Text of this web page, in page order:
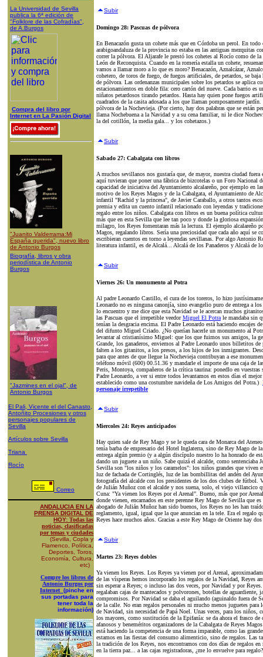
La Universidad de Sevilla
publica la 6ª edición de
"Folklore de las Cofradías",
de A.Burgos
Compra del libro por
Internet en La Pasión Digital
"Juanito Valderrama:Mi
España querida", nuevo libro
de Antonio Burgos
Biografía, libros y obra
periodística de Antonio
Burgos
"Jazmines en el ojal", de
Antonio Burgos
El Pali, Vicente el del Canasto,
Antoñito Procesiones y otros
personajes populares de
Sevilla
Artículos sobre Sevilla
Triana
Rocío
Correo
ANDALUCIA EN LA
PRENSA DIGITAL DE
HOY: Todas las
noticias, clasificadas
por temas y ciudades
(Sevilla, Copla y
Flamenco, Política,
Deportes, Toros,
Economía, Cultura,
etc)
Compre los libros de
Antonio Burgos por
Internet (pinche en
sus portadas para
tener toda la
información)
Subir
Domingo 28: Pascuas de pólvora
En Benacazón gusta un cohete más que en Córdoba un perol. En
arabigoandaluza de la provincia no estaba en las antiguas mezquitas
correr la pólvora. El Aljarafe le prestó los cohetes al Rocío como de
León de Reconquista. Cuando en la romería estalla un cohete,
vamos a llamar moro a lo que es moro? Benacazón, Aznalcázar,
cohetero, de toros de fuego, de fuegos artificiales, de petardos, se
de pólvora. Las ordenanzas municipales sobre los petardos se aplica
estacionamientos en doble fila: cero cartón del nueve. Cada barrio es
niñatos petardosos tirando petardos. Hasta hay quien pone fuegos
cuadrados de la casita adosada a los que llaman pomposamente
pólvora de la Nochevieja. (Por cierto, hay dos palabras que se están
llama Nochebuena a la Navidad y a su cena familiar, ni le dice
la del cotillón, la media gala... y los cohetazos.)
Subir
Sabado 27: Cabalgata con libros
A muchos sevillanos nos gustaría que, de mayor, nuestra ciudad fuera
aquí tuvieran que poner una fábrica de bizcotelas o un Foro Nacional
capacidad de iniciativa del Ayuntamiento alcalareño, por ejemplo en
motivo de los Reyes Magos y de la Cabalgata, el Ayuntamiento de
infantil "Rachid y la princesa", de Javier Caraballo, a otros tantos
premia y edita un cuento infantil relacionado con leyendas y
regalo entre los niños. Cabalgata con libros es un buena política
más que en esta Sevilla que lee tan poco y donde la gloriosa
milagro, los Reyes fomentaran más la lectura. El ejemplo alcalareño
Magos, regalando libros. Sería una preciosidad que cada año aquí se
escribieran cuentos en torno a leyendas sevillanas. Por algo Antonio
literatura infantil, es de Alcalá... Alcalá de los Panaderos y Alcalá de
Subir
Viernes 26: Un monumento al Potra
Al padre Leonardo Castillo, el cura de los toreros, lo hizo
Leonardo no es ninguna canonjía, sino evangelio puro de entrega a
lo encuentro y me dice que esta Navidad se le acercan muchos
las Pascuas que el irrepetible veedorMiguel El Potra le mandaba sin
tenían la desgracia encima. El Padre Leonardo está haciendo encajes
del difunto Miguel Criado. ¿No querían hacerle un monumento al
levantar al cristianísimo Miguel: que los que fuimos sus amigos, la
Grande, los ganaderos, enviemos al Padre Leonardo unos billetitos
falten a los gitanitos, a los presos, a los hijos de los inmigrantes.
para que antes de que llegue la Nochevieja contribuyan a ese
teléfono móvil (600) 00.51.36 y mandarle el importe de una caja de
Peris, Montoya, compañeros de la crítica taurina: ponedlo en
Padre Leonardo, a ver si entre todos levantamos en estos días el
establecido como una costumbre navideña de Los Amigos del Potra.)
personaje irrepetible
Subir
Miercoles 24: Reyes anticipados
Hay quien sale de Rey Mago y se le queda cara de Monarca del
tenía barba de empresario del Hotel Inglaterra, sino de Rey Mago de
entrega algún premio (y a algún discípulo nuestro lo ha honrado de
dando un juguete a un niño. Sabe quizá el alcalde, como sentenciaba
Sevilla son "los niños y los caramelos": los niños grandes que viven
luz de fachada de Cortinglés, luz de las bombillitas del andén del
fotografía del alcalde con los presidentes de los dos clubes de fútbol.
de Julián Muñoz con el alcalde y nos suena, solo, el viejo villancico
Cuna: "Ya vienen los Reyes por el Arenal". Bueno, más que por
donde vienen, encarnados en este perenne Rey Mago de Sevilla que
abogado de Julián Muñoz han sido buenos, los Reyes no les han
reglamento, igual, igual que la que anuncian en la tele. Era el regalo
Reyes hace muchos años. Gracias a este Rey Mago de Oriente hay
Subir
Martes 23: Reyes dobles
Ya vienen los Reyes. Los Reyes ya vienen por el Arenal,
de las vísperas hemos incorporado los regalos de la Navidad, Reyes
sin esperar a Reyes; o incluso las dos veces, por Navidad y por
regalaban cajas de mantecados y polvorones, botellas de aguardiente,
compromisos. Por Navidad se daba el aguilando (aguinaldo fuera de
de la calle. No eran regalos personales ni mucho menos juguetes
de Navidad, sin necesidad de Papá Noel. Unas veces, para los niños,
los mayores, como sustitución de la Epifanía: se da ahora el frasco
afanosos y beneméritos organizadores de la Cabalgata de Reyes
está haciendo la competencia de una forma imparable, como las
estamos en las fiestas del consumo alimenticio, sino de regalos. Las
la tradición de los Reyes, nos encontramos con dos días de regalos
en la tierra paz... a las cajas registradoras, ¿me lo envuelve para regalo?